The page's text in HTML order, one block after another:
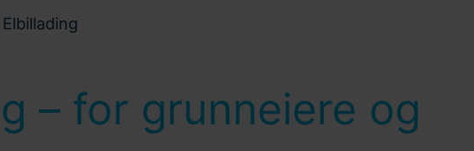
Elbillading
– for grunneiere og